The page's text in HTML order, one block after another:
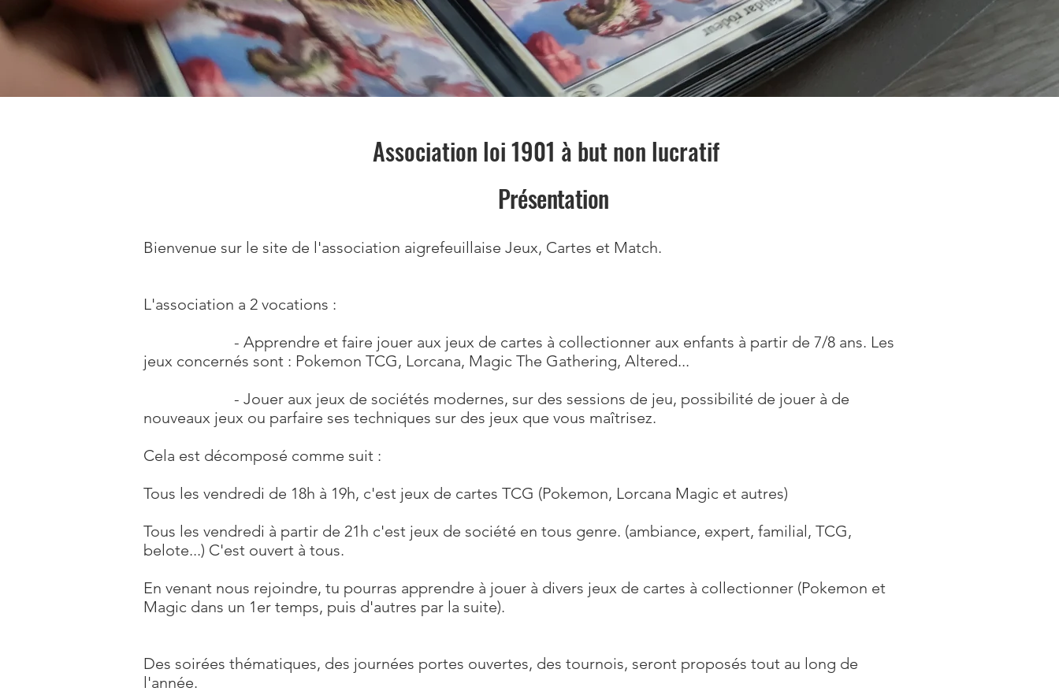
Association loi 1901 à but non lucratif
Présentation
Bienvenue sur le site de l'association aigrefeuillaise Jeux, Cartes et Match.
L'association a 2 vocations :
- Apprendre et faire jouer aux jeux de cartes à collectionner aux enfants à partir de 7/8 ans. Les
jeux concernés sont : Pokemon TCG, Lorcana, Magic The Gathering, Altered...
- Jouer aux jeux de sociétés modernes, sur des sessions de jeu, possibilité de jouer à de
nouveaux jeux ou parfaire ses techniques sur des jeux que vous maîtrisez.
Cela est décomposé comme suit :
Tous les vendredi de 18h à 19h, c'est jeux de cartes TCG (Pokemon, Lorcana Magic et autres)
Tous les vendredi à partir de 21h c'est jeux de société en tous genre. (ambiance, expert, familial, TCG,
belote...) C'est ouvert à tous.
En venant nous rejoindre, tu pourras apprendre à jouer à divers jeux de cartes à collectionner (Pokemon et
Magic dans un 1er temps, puis d'autres par la suite).
Des soirées thématiques, des journées portes ouvertes, des tournois, seront proposés tout au long de
l'année.